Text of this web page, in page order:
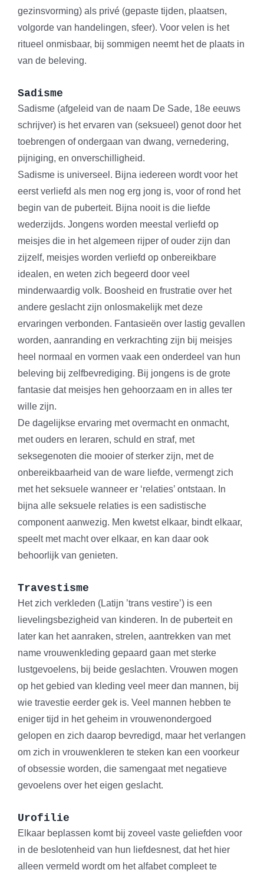
gezinsvorming) als privé (gepaste tijden, plaatsen,
volgorde van handelingen, sfeer). Voor velen is het
ritueel onmisbaar, bij sommigen neemt het de plaats in
van de beleving.
Sadisme
Sadisme (afgeleid van de naam De Sade, 18e eeuws
schrijver) is het ervaren van (seksueel) genot door het
toebrengen of ondergaan van dwang, vernedering,
pijniging, en onverschilligheid.
Sadisme is universeel. Bijna iedereen wordt voor het
eerst verliefd als men nog erg jong is, voor of rond het
begin van de puberteit. Bijna nooit is die liefde
wederzijds. Jongens worden meestal verliefd op
meisjes die in het algemeen rijper of ouder zijn dan
zijzelf, meisjes worden verliefd op onbereikbare
idealen, en weten zich begeerd door veel
minderwaardig volk. Boosheid en frustratie over het
andere geslacht zijn onlosmakelijk met deze
ervaringen verbonden. Fantasieën over lastig gevallen
worden, aanranding en verkrachting zijn bij meisjes
heel normaal en vormen vaak een onderdeel van hun
beleving bij zelfbevrediging. Bij jongens is de grote
fantasie dat meisjes hen gehoorzaam en in alles ter
wille zijn.
De dagelijkse ervaring met overmacht en onmacht,
met ouders en leraren, schuld en straf, met
seksegenoten die mooier of sterker zijn, met de
onbereikbaarheid van de ware liefde, vermengt zich
met het seksuele wanneer er ‘relaties’ ontstaan. In
bijna alle seksuele relaties is een sadistische
component aanwezig. Men kwetst elkaar, bindt elkaar,
speelt met macht over elkaar, en kan daar ook
behoorlijk van genieten.
Travestisme
Het zich verkleden (Latijn ’trans vestire’) is een
lievelingsbezigheid van kinderen. In de puberteit en
later kan het aanraken, strelen, aantrekken van met
name vrouwenkleding gepaard gaan met sterke
lustgevoelens, bij beide geslachten. Vrouwen mogen
op het gebied van kleding veel meer dan mannen, bij
wie travestie eerder gek is. Veel mannen hebben te
eniger tijd in het geheim in vrouwenondergoed
gelopen en zich daarop bevredigd, maar het verlangen
om zich in vrouwenkleren te steken kan een voorkeur
of obsessie worden, die samengaat met negatieve
gevoelens over het eigen geslacht.
Urofilie
Elkaar beplassen komt bij zoveel vaste geliefden voor
in de beslotenheid van hun liefdesnest, dat het hier
alleen vermeld wordt om het alfabet compleet te